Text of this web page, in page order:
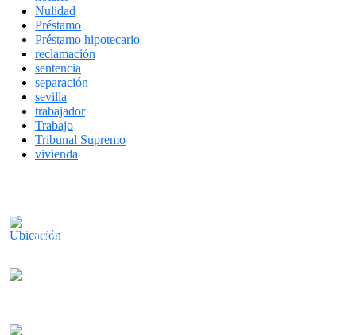
Nulidad
Préstamo
Préstamo hipotecario
reclamación
sentencia
separación
sevilla
trabajador
Trabajo
Tribunal Supremo
vivienda
41092 Sevilla (Spain)